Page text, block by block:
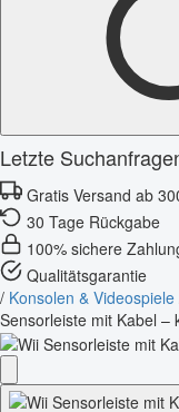
Letzte
Gratis Versand ab
30 Tage Rückgabe
100% sichere
Qualitätsgarantie
/ Konsolen & Videospiele
Sensorleiste mit Kabel –